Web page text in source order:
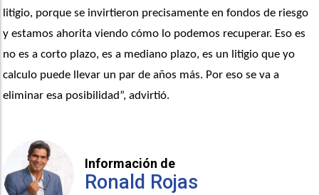
litigio, porque se invirtieron precisamente en fondos de riesgo
y estamos ahorita viendo cómo lo podemos recuperar. Eso es
no es a corto plazo, es a mediano plazo, es un litigio que yo
calculo puede llevar un par de años más. Por eso se va a
eliminar esa posibilidad”, advirtió.
Información de
Ronald Rojas